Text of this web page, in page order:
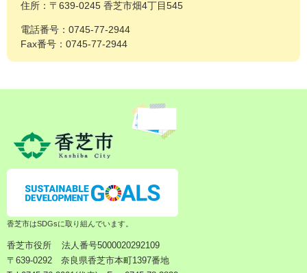
住所：〒639-0245 香芝市畑4丁目545
電話番号：0745-77-2944
Fax番号：0745-77-2944
香芝市はSDGsに取り組んでいます。
香芝市役所
法人番号5000020292109
〒639-0292 奈良県香芝市本町1397番地